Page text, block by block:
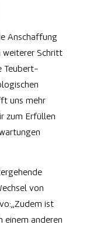
Anschaffung
weiterer Schritt
Teubert-
uns mehr
zum Erfüllen
von
ist
einem anderen